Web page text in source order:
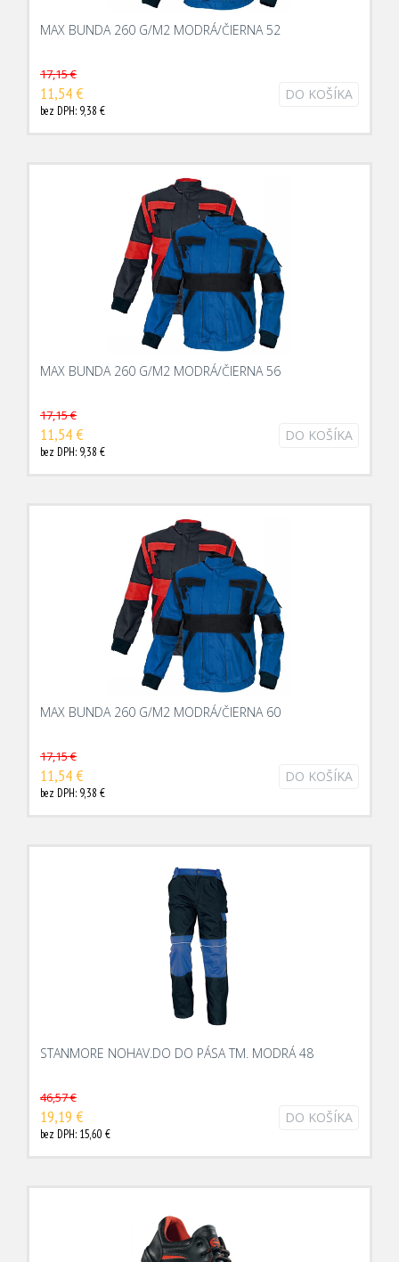
MAX BUNDA 260 G/M2 MODRÁ/ČIERNA 52
17,15 €
11,54 €
bez DPH: 9,38 €
DO KOŠÍKA
MAX BUNDA 260 G/M2 MODRÁ/ČIERNA 56
17,15 €
11,54 €
bez DPH: 9,38 €
DO KOŠÍKA
MAX BUNDA 260 G/M2 MODRÁ/ČIERNA 60
17,15 €
11,54 €
bez DPH: 9,38 €
DO KOŠÍKA
STANMORE NOHAV.DO DO PÁSA TM. MODRÁ 48
46,57 €
19,19 €
bez DPH: 15,60 €
DO KOŠÍKA